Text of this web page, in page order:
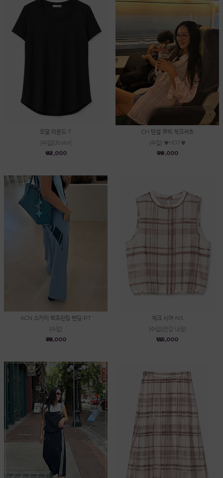
모달 라운드-T
[수입][3color]
₩42,000
CH 텐셀 큐빅 체크셔츠
[수입] ♥HOT♥
₩99,000
ACN 스카이 백프린팅 밴딩-PT
[수입]
₩85,000
체크 시어-NS
[수입][안감 내장]
₩155,000